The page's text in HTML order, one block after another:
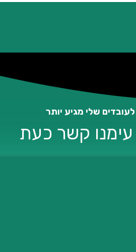
לעובדים שלי מגיע יותר
עימנו קשר כעת